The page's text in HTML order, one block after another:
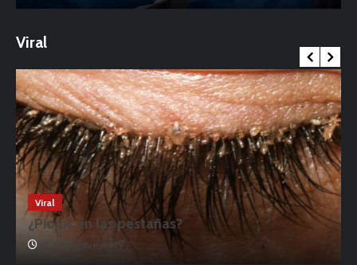
Viral
Viral
¿Piojos en las pestañas?
17 noviembre, 2019